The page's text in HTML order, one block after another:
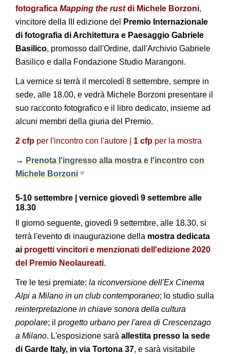
fotografica Mapping the rustdi Michele Borzoni,
vincitore della III edizione del
Premio Internazionale
di fotografia di Architettura e Paesaggio Gabriele
Basilico, promosso dall'Ordine, dall'Archivio Gabriele
Basilico e dalla Fondazione Studio Marangoni.
La vernice si terrà il mercoledì 8 settembre, sempre in
sede, alle 18.00, e vedrà Michele Borzoni presentare il
suo racconto fotografico e il libro dedicato, insieme ad
alcuni membri della giuria del Premio.
2 cfp per l'incontro con l'autore | 1 cfp per la mostra
→ Prenota l'ingresso alla mostra e l'incontro con
Michele Borzoni
5-10 settembre | vernice giovedì 9 settembre alle
18.30
Il giorno seguente, giovedì 9 settembre, alle 18.30, si
terrà l'evento di inaugurazione della mostra dedicata
ai progetti vincitori e menzionati dell'edizione 2020
del Premio Neolaureati.
Tre le tesi premiate: la riconversione dell'Ex Cinema
Alpi a Milano in un club contemporaneo; lo studio sulla
reinterpretazione in chiave sonora della cultura
popolare; il progetto urbano per l'area di Crescenzago
a Milano. L'esposizione sarà allestita presso la sede
di Garde Italy, in via Tortona 37, e sarà visitabile